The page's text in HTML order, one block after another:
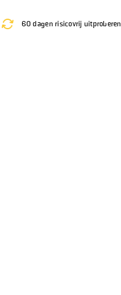
60 dagen risicovrij uitproberen